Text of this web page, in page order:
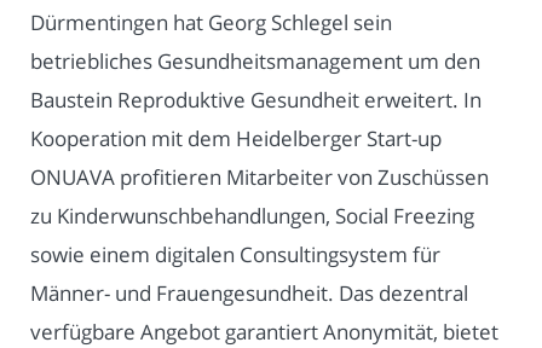
Dürmentingen hat Georg Schlegel sein
betriebliches Gesundheitsmanagement um den
Baustein Reproduktive Gesundheit erweitert. In
Kooperation mit dem Heidelberger Start-up
ONUAVA profitieren Mitarbeiter von Zuschüssen
zu Kinderwunschbehandlungen, Social Freezing
sowie einem digitalen Consultingsystem für
Männer- und Frauengesundheit. Das dezentral
verfügbare Angebot garantiert Anonymität, bietet